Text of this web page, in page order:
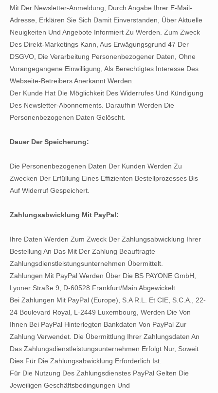
Mit Der Newsletter-Anmeldung, Durch Angabe Ihrer E-Mail-
Adresse, Erklären Sie Sich Damit Einverstanden, Über Aktuelle
Neuigkeiten Und Angebote Informiert Zu Werden. Zum Zweck
Des Direkt-Marketings Kann, Aus Erwägungsgrund 47 Der
DSGVO, Die Verarbeitung Personenbezogener Daten, Ohne
Vorangegangene Einwilligung, Als Berechtigtes Interesse Des
Webseite-Betreibers Anerkannt Werden.
Der Kunde Hat Die Möglichkeit Des Widerrufes Und Kündigung
Des Newsletter-Abonnements. Daraufhin Werden Die
Personenbezogenen Daten Gelöscht.
Dauer Der Speicherung:
Die Personenbezogenen Daten Der Kunden Werden Zu
Zwecken Der Erfüllung Eines Effizienten Bestellprozesses Bis
Auf Widerruf Gespeichert.
Zahlungsabwicklung Mit PayPal:
Ihre Daten Werden Zum Zweck Der Zahlungsabwicklung Ihrer
Bestellung An Das Mit Der Zahlung Beauftragte
Zahlungsdienstleistungsunternehmen Übermittelt.
Zahlungen Mit PayPal Werden Über Die BS PAYONE GmbH,
Lyoner Straße 9, D-60528 Frankfurt/Main Abgewickelt.
Bei Zahlungen Mit PayPal (Europe), S.A R.L. Et CIE, S.C.A., 22-
24 Boulevard Royal, L-2449 Luxembourg, Werden Die Von
Ihnen Bei PayPal Hinterlegten Bankdaten Von PayPal Zur
Zahlung Verwendet. Die Übermittlung Ihrer Zahlungsdaten An
Das Zahlungsdienstleistungsunternehmen Erfolgt Nur, Soweit
Dies Für Die Zahlungsabwicklung Erforderlich Ist.
Für Die Nutzung Des Zahlungsdienstes PayPal Gelten Die
Jeweiligen Geschäftsbedingungen Und